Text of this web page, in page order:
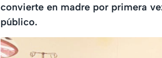
convierte en madre por primera
público.